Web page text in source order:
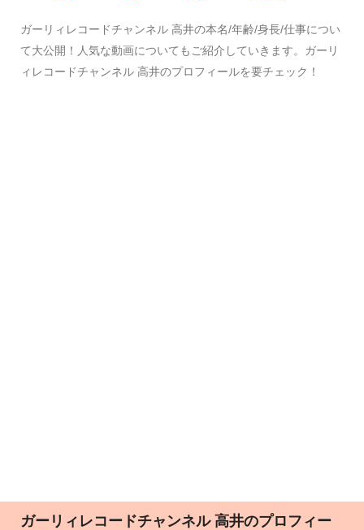
ガーリィレコードチャンネル 高井の本名/年齢/身長/仕事につい
て大公開！人気な動画についてもご紹介していきます。ガーリ
ィレコードチャンネル 高井のプロフィールを要チェック！
ガーリィレコードチャンネル 高井のプロフィー